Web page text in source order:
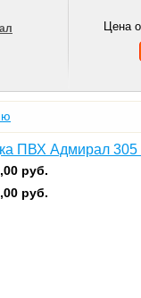
Цена
ПВХ Адмирал 305
руб.
руб.